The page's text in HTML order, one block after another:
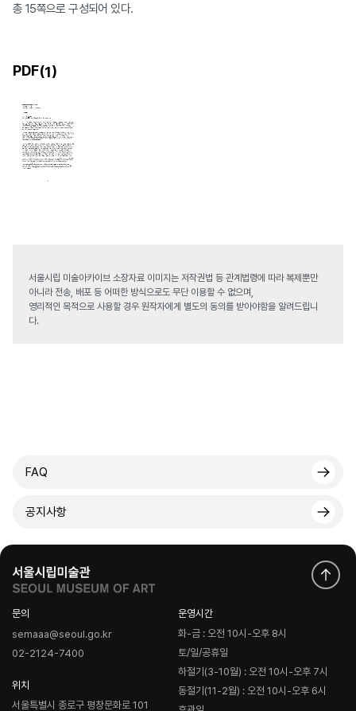
총 15쪽으로 구성되어 있다.
PDF(1)
서울시립 미술아카이브 소장자료 이미지는 저작권법 등 관계법령에 따라 복제뿐만
아니라 전송, 배포 등 어떠한 방식으로도 무단 이용할 수 없으며,
영리적인 목적으로 사용할 경우 원작자에게 별도의 동의를 받아야함을 알려드립니
다.
FAQ
공지사항
문의
semaaa@seoul.go.kr
02-2124-7400
위치
서울특별시 종로구 평창문화로 101
운영시간
화-금 : 오전 10시-오후 8시
토/일/공휴일
하절기(3-10월) : 오전 10시-오후 7시
동절기(11-2월) : 오전 10시-오후 6시